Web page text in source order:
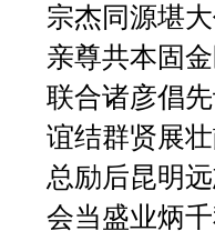
宗杰同源堪
亲尊共本固
联合诸彦倡
谊结群贤展
总励后昆明
会当盛业炳